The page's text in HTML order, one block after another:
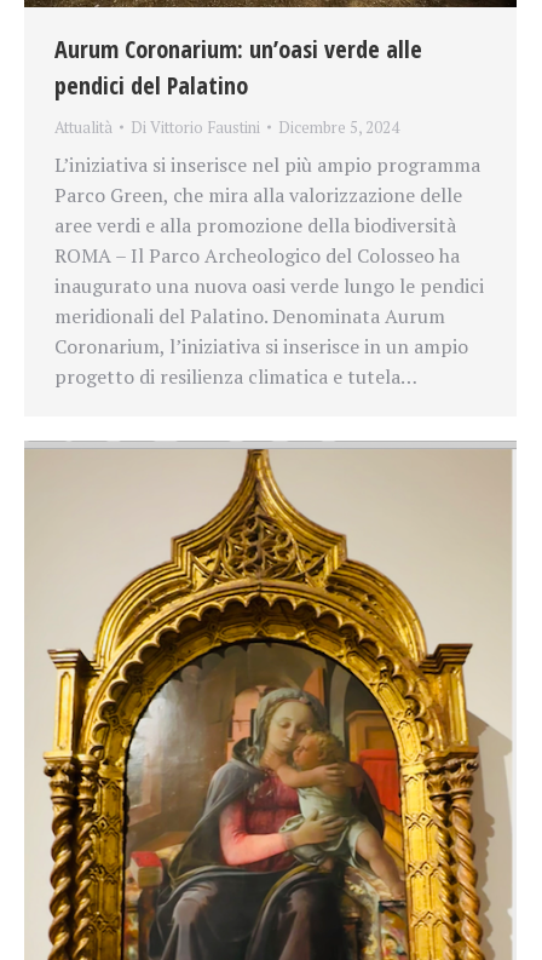
Aurum Coronarium: un’oasi verde alle
pendici del Palatino
Attualità DiVittorio Faustini Dicembre 5, 2024
L’iniziativa si inserisce nel più ampio programma
Parco Green, che mira alla valorizzazione delle
aree verdi e alla promozione della biodiversità
ROMA – Il Parco Archeologico del Colosseo ha
inaugurato una nuova oasi verde lungo le pendici
meridionali del Palatino. Denominata Aurum
Coronarium, l’iniziativa si inserisce in un ampio
progetto di resilienza climatica e tutela…